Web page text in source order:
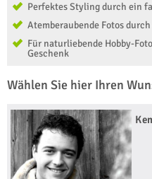
Perfektes Styling durch ein
Atemberaubende Fotos
Für naturliebende Hobby-
Geschenk
Wählen Sie hier Ihren